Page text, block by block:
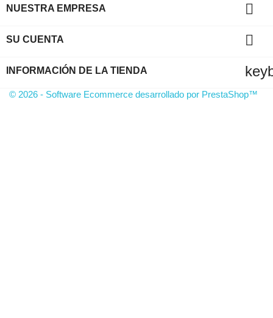
NUESTRA EMPRESA 
SU CUENTA 
INFORMACIÓN DE LA TIENDA
© 2026 - Software Ecommerce desarrollado por PrestaShop™